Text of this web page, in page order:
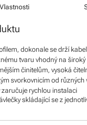
Vlastnosti
dokonale se drží
tvaru vhodný na
činitelům, vysoká
svorkovnicím od různých
zaručuje rychlou instalaci
skládající se z